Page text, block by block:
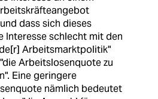
dass sich dieses
Interesse schlecht mit den
Arbeitsmarktpolitik"
Arbeitslosenquote zu
Eine geringere
nämlich bedeutet